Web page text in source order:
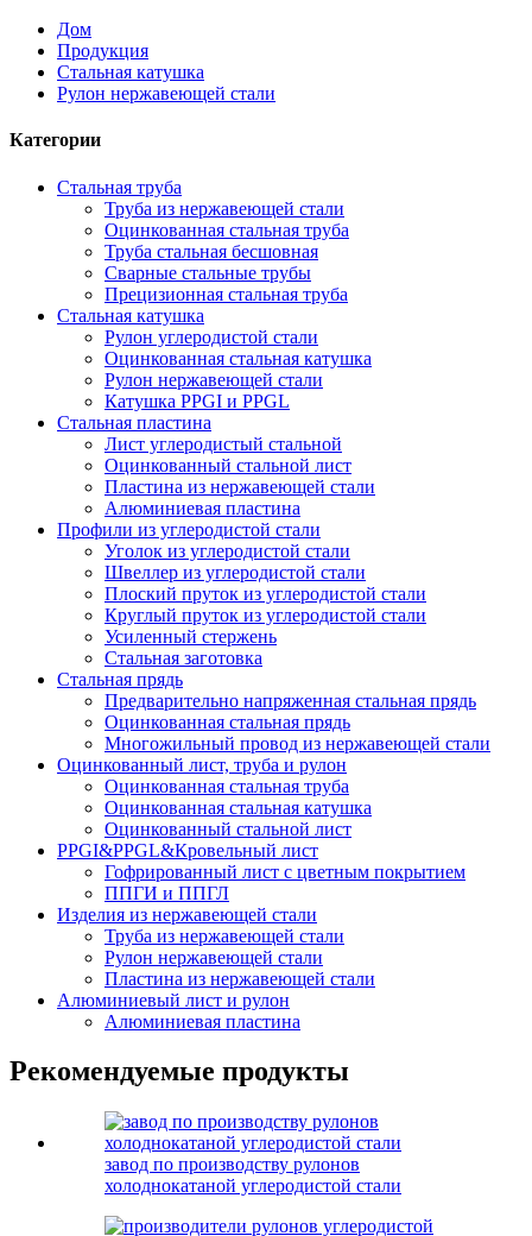
Дом
Продукция
Стальная катушка
Рулон нержавеющей стали
Категории
Стальная труба
Труба из нержавеющей стали
Оцинкованная стальная труба
Труба стальная бесшовная
Сварные стальные трубы
Прецизионная стальная труба
Стальная катушка
Рулон углеродистой стали
Оцинкованная стальная катушка
Рулон нержавеющей стали
Катушка PPGI и PPGL
Стальная пластина
Лист углеродистый стальной
Оцинкованный стальной лист
Пластина из нержавеющей стали
Алюминиевая пластина
Профили из углеродистой стали
Уголок из углеродистой стали
Швеллер из углеродистой стали
Плоский пруток из углеродистой стали
Круглый пруток из углеродистой стали
Усиленный стержень
Стальная заготовка
Стальная прядь
Предварительно напряженная стальная прядь
Оцинкованная стальная прядь
Многожильный провод из нержавеющей стали
Оцинкованный лист, труба и рулон
Оцинкованная стальная труба
Оцинкованная стальная катушка
Оцинкованный стальной лист
PPGI&PPGL&Кровельный лист
Гофрированный лист с цветным покрытием
ППГИ и ППГЛ
Изделия из нержавеющей стали
Труба из нержавеющей стали
Рулон нержавеющей стали
Пластина из нержавеющей стали
Алюминиевый лист и рулон
Алюминиевая пластина
Рекомендуемые продукты
завод по производству рулонов
холоднокатаной углеродистой стали